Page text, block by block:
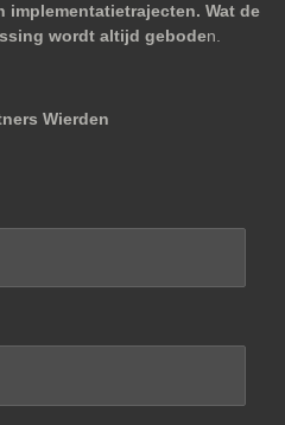
Wat de
wordt altijd geboden.
Wierden